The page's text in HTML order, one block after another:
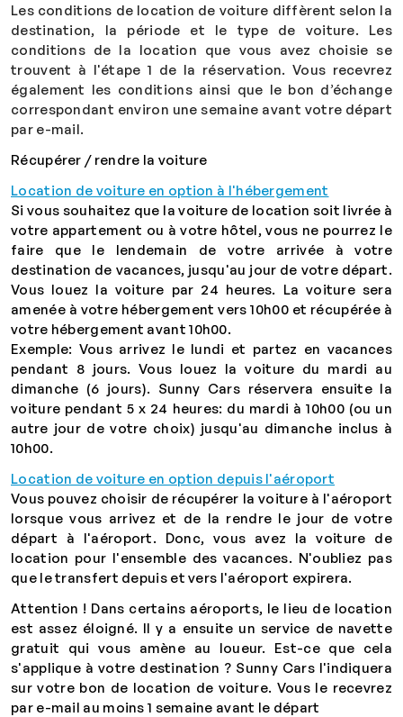
Les conditions de location de voiture diffèrent selon la
destination, la période et le type de voiture. Les
conditions de la location que vous avez choisie se
trouvent à l'étape 1 de la réservation. Vous recevrez
également les conditions ainsi que le bon d’échange
correspondant environ une semaine avant votre départ
par e-mail.
Récupérer / rendre la voiture
Location de voiture en option à l'hébergement
Si vous souhaitez que la voiture de location soit livrée à
votre appartement ou à votre hôtel, vous ne pourrez le
faire que le lendemain de votre arrivée à votre
destination de vacances, jusqu'au jour de votre départ.
Vous louez la voiture par 24 heures. La voiture sera
amenée à votre hébergement vers 10h00 et récupérée à
votre hébergement avant 10h00.
Exemple: Vous arrivez le lundi et partez en vacances
pendant 8 jours. Vous louez la voiture du mardi au
dimanche (6 jours). Sunny Cars réservera ensuite la
voiture pendant 5 x 24 heures: du mardi à 10h00 (ou un
autre jour de votre choix) jusqu'au dimanche inclus à
10h00.
Location de voiture en option depuis l'aéroport
Vous pouvez choisir de récupérer la voiture à l'aéroport
lorsque vous arrivez et de la rendre le jour de votre
départ à l'aéroport. Donc, vous avez la voiture de
location pour l'ensemble des vacances. N'oubliez pas
que le transfert depuis et vers l'aéroport expirera.
Attention ! Dans certains aéroports, le lieu de location
est assez éloigné. Il y a ensuite un service de navette
gratuit qui vous amène au loueur. Est-ce que cela
s'applique à votre destination ? Sunny Cars l'indiquera
sur votre bon de location de voiture. Vous le recevrez
par e-mail au moins 1 semaine avant le départ